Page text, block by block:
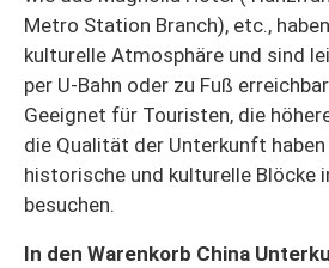
Metro Station Branch), etc.,
kulturelle Atmosphäre und sind
per U-Bahn oder zu Fuß
Geeignet für Touristen, die
die Qualität der Unterkunft haben
historische und kulturelle Blöcke
besuchen.
In den Warenkorb China